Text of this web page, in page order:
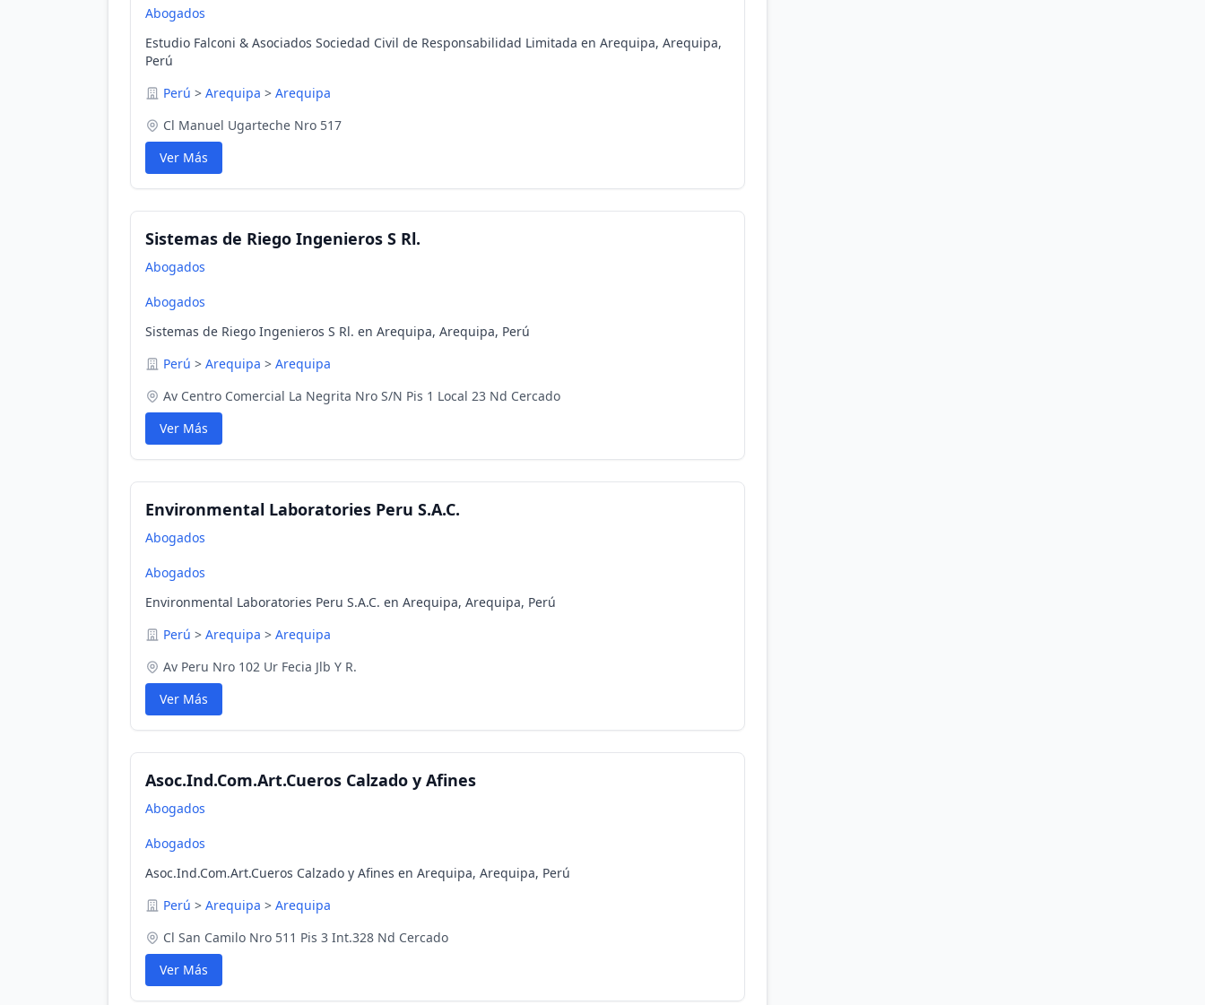
Abogados
Estudio Falconi & Asociados Sociedad Civil de Responsabilidad Limitada en Arequipa, Arequipa,
Perú
Perú > Arequipa > Arequipa
Cl Manuel Ugarteche Nro 517
Ver Más
Sistemas de Riego Ingenieros S Rl.
Abogados
Abogados
Sistemas de Riego Ingenieros S Rl. en Arequipa, Arequipa, Perú
Perú > Arequipa > Arequipa
Av Centro Comercial La Negrita Nro S/N Pis 1 Local 23 Nd Cercado
Ver Más
Environmental Laboratories Peru S.A.C.
Abogados
Abogados
Environmental Laboratories Peru S.A.C. en Arequipa, Arequipa, Perú
Perú > Arequipa > Arequipa
Av Peru Nro 102 Ur Fecia Jlb Y R.
Ver Más
Asoc.Ind.Com.Art.Cueros Calzado y Afines
Abogados
Abogados
Asoc.Ind.Com.Art.Cueros Calzado y Afines en Arequipa, Arequipa, Perú
Perú > Arequipa > Arequipa
Cl San Camilo Nro 511 Pis 3 Int.328 Nd Cercado
Ver Más